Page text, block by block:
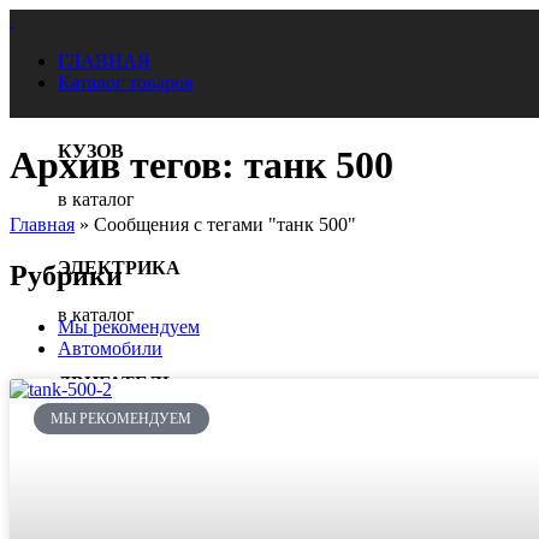
ГЛАВНАЯ
Каталог товаров
КУЗОВ
в каталог
ЭЛЕКТРИКА
в каталог
ДВИГАТЕЛЬ
В каталог
Архив тегов: танк 500
Главная » Сообщения с тегами "танк 500"
Рубрики
Мы рекомендуем
Автомобили
МЫ РЕКОМЕНДУЕМ